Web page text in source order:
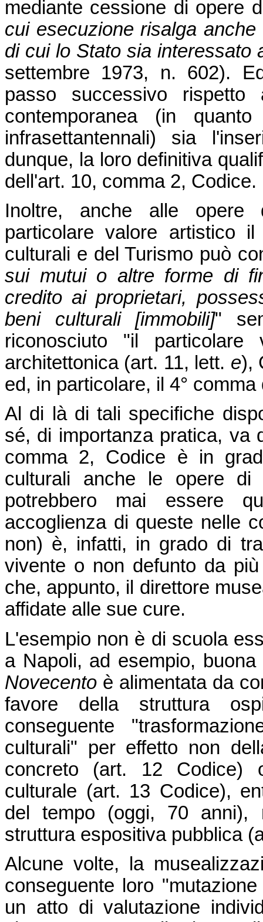
mediante cessione di opere
cui esecuzione risalga
di cui lo Stato sia interessato
settembre 1973, n. 602).
passo successivo rispetto
contemporanea (in
infrasettantennali) sia
dunque, la loro definitiva
dell'art. 10, comma 2, Codice.
Inoltre, anche alle opere
particolare valore artistico
culturali e del Turismo può
sui mutui o altre forme di
credito ai proprietari,
beni culturali [immobili]"
riconosciuto "il particolare
architettonica (art. 11, lett. e),
ed, in particolare, il 4°
Al di là di tali specifiche
sé, di importanza pratica, va
comma 2, Codice è in
culturali anche le opere di
potrebbero mai essere
accoglienza di queste nelle
non) è, infatti, in grado di
vivente o non defunto da
che, appunto, il direttore
affidate alle sue cure.
L'esempio non è di scuola
a Napoli, ad esempio,
Novecento è alimentata da
favore della struttura
conseguente
culturali" per effetto non
concreto (art. 12 Codice)
culturale (art. 13 Codice),
del tempo (oggi, 70 anni),
struttura espositiva pubblica
Alcune volte, la
conseguente loro
un atto di valutazione